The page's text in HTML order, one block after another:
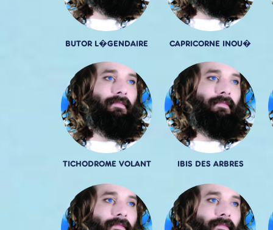
BUTOR L�GENDAIRE CAPRICORNE INOU�
TICHODROME VOLANT IBIS DES ARBRES